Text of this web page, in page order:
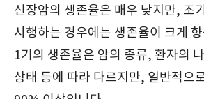
신장암의 생존율은 매우 낮지만, 조
시행하는 경우에는 생존율이 크게
1기의 생존율은 암의 종류, 환자의
상태 등에 따라 다르지만, 일반적으